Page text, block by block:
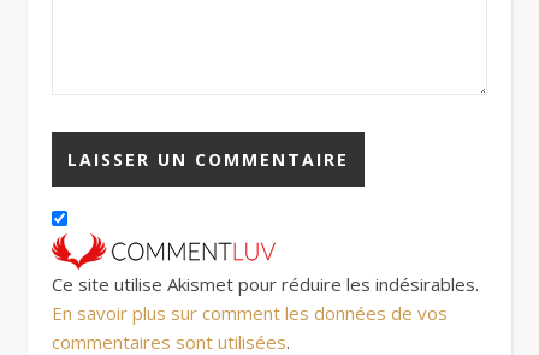
Ce site utilise Akismet pour réduire les indésirables.
En savoir plus sur comment les données de vos
commentaires sont utilisées.